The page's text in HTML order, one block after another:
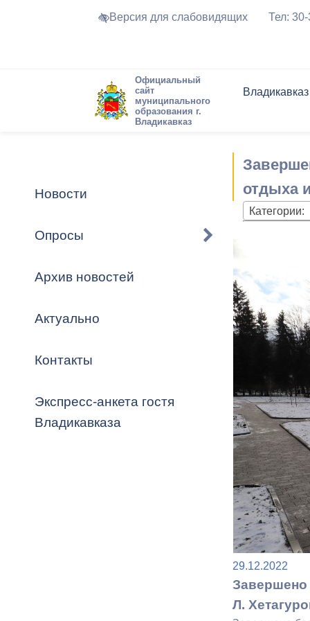
Версия для слабовидящих Тел:
Официальный
сайт
муниципального
образования г.
Владикавказ
Владикавказ
Устав
Города-
городского
Торги и
Программа
ОРВ и
Оценка
местного
Открытые
проверок
Обратная
Комиссии
Новостная
Актуально
Новости
Опросы
Архив новостей
Актуально
Контакты
Экспресс-анкета гостя
Владикавказа
отдыха
Категории:
29.12.2022
Завершено
Л.